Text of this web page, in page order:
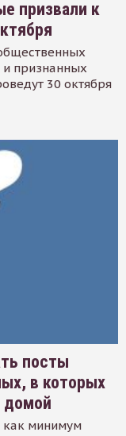
призвали к
и признанных
30 октября
посты
в которых
домой
как минимум